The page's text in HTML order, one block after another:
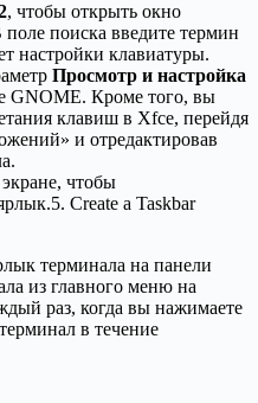
, чтобы открыть окно
поле поиска введите термин
настройки клавиатуры.
Просмотр и настройка
GNOME. Кроме того, вы
клавиш в Xfce, перейдя
и отредактировав
чтобы
Create a Taskbar
терминала на панели
из главного меню на
раз, когда вы нажимаете
в течение